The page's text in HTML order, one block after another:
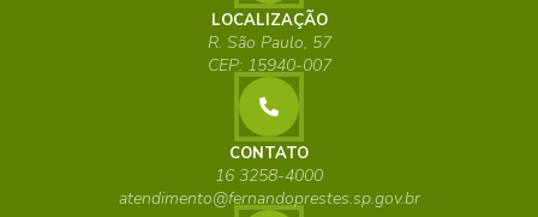
LOCALIZAÇÃO
R. São Paulo, 57
CEP: 15940-007
CONTATO
16 3258-4000
atendimento@fernandoprestes.sp.gov.br